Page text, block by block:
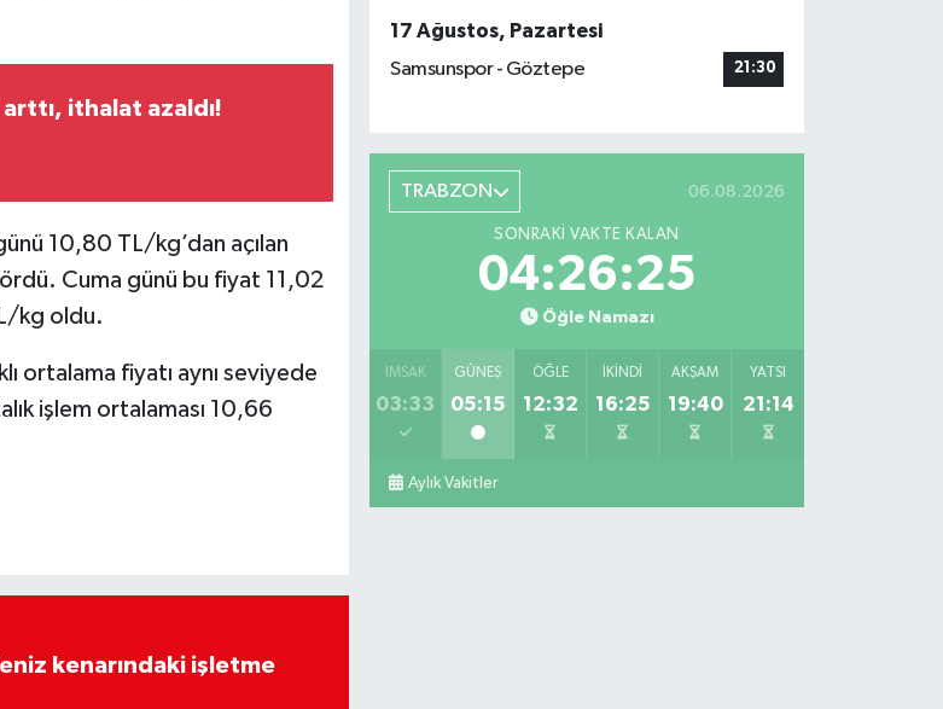
ithalat azaldı!
10,80 TL/kg’dan açılan
Cuma günü bu fiyat 11,02
kg oldu.
ortalama fiyatı aynı seviyede
işlem ortalaması 10,66
kenarındaki işletme
17 Ağustos, Pazartesi
Samsunspor - Göztepe
21:30
TRABZON 06.08.2026
SONRAKI VAKTE KALAN
04:26:24
Öğle Namazı
İMSAK
03:33
GÜNEŞ
05:15
ÖĞLE
12:32
İKINDI
16:25
AKŞAM
19:40
YATSI
21:14
Aylık Vakitler